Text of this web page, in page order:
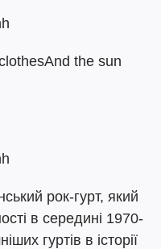
the sun
рок-гурт, який
в середині 1970-
гуртів в історії